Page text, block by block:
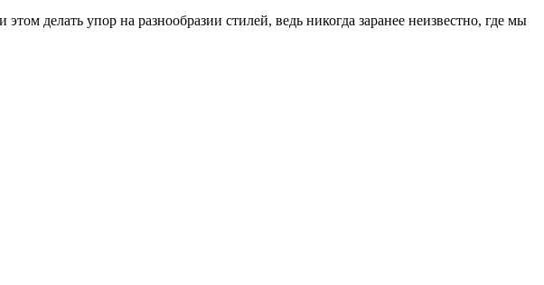
делать упор на разнообразии стилей, ведь никогда заранее неизвестно, где мы